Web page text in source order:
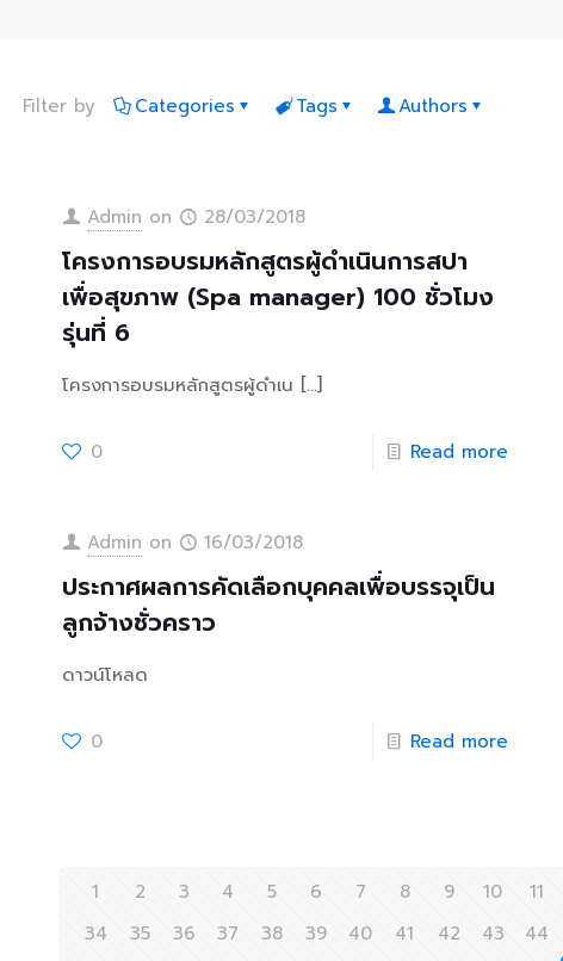
Filter by Categories Tags Authors
Admin on 28/03/2018
โครงการอบรมหลักสูตรผู้ดำเนินการสปา
เพื่อสุขภาพ (Spa manager) 100 ชั่วโมง
รุ่นที่ 6
โครงการอบรมหลักสูตรผู้ดำเน […]
0 Read more
Admin on 16/03/2018
ประกาศผลการคัดเลือกบุคคลเพื่อบรรจุเป็น
ลูกจ้างชั่วคราว
ดาวน์โหลด
0 Read more
1 2 3 4 5 6 7 8 9 10 11
34
35 36 37 38 39 40 41 42 43 44